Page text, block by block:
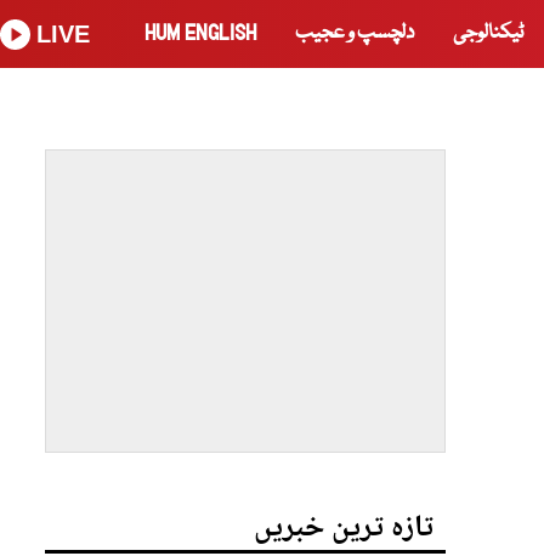
ٹیکنالوجی دلچسپ و عجیب HUM ENGLISH
LIVE
تازہ ترین خبریں